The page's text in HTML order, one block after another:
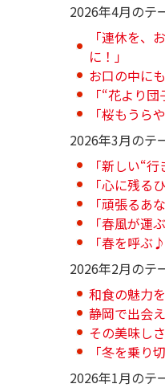
2026年4月のテ
「連休を、
に！」
お口の中に
「“花より
「桜もうら
2026年3月のテ
「新しい“
「心に残る
「頑張るあ
「春風が運
「春を呼ぶ
2026年2月のテ
和食の魅力
静岡で出会
その美味し
「冬を乗り
2026年1月のテ